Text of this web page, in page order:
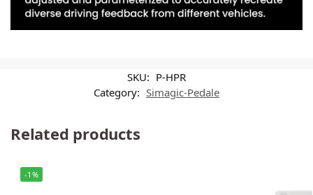
SKU: P-HPR
Category: Simagic-Pedale
Related products
-1%